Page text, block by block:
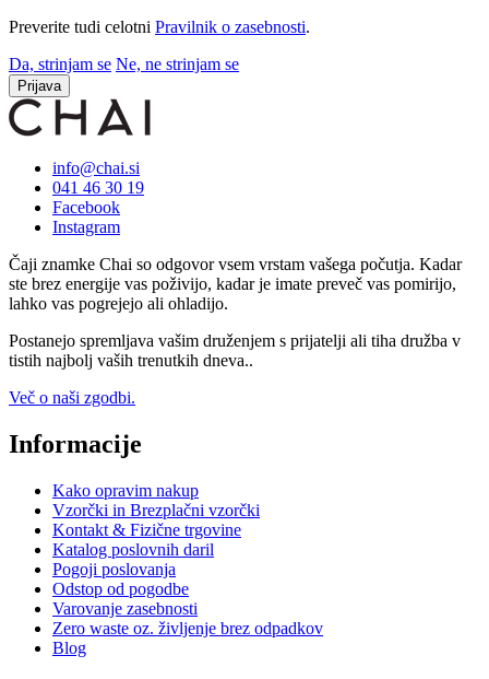
Preverite tudi celotni Pravilnik o zasebnosti.
Da, strinjam se Ne, ne strinjam se
Prijava
info@chai.si
041 46 30 19
Facebook
Instagram
Čaji znamke Chai so odgovor vsem vrstam vašega počutja. Kadar
ste brez energije vas poživijo, kadar je imate preveč vas pomirijo,
lahko vas pogrejejo ali ohladijo.
Postanejo spremljava vašim druženjem s prijatelji ali tiha družba v
tistih najbolj vaših trenutkih dneva..
Več o naši zgodbi.
Informacije
Kako opravim nakup
Vzorčki in Brezplačni vzorčki
Kontakt & Fizične trgovine
Katalog poslovnih daril
Pogoji poslovanja
Odstop od pogodbe
Varovanje zasebnosti
Zero waste oz. življenje brez odpadkov
Blog